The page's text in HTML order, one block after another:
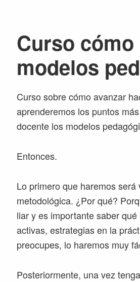
Curso
modelos
Curso sobre cómo avanzar
aprenderemos los puntos
docente los modelos
Entonces.
Lo primero que haremos
metodológica. ¿Por qué?
liar y es importante saber
activas, estrategias en la
preocupes, lo haremos muy
Posteriormente, una vez